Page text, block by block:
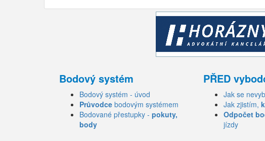
Bodový systém
Bodový systém - úvod
Průvodce bodovým systémem
Bodované přestupky - pokuty,
body
PŘED
Jak se
Jak zjistím,
Odpočet
jízdy